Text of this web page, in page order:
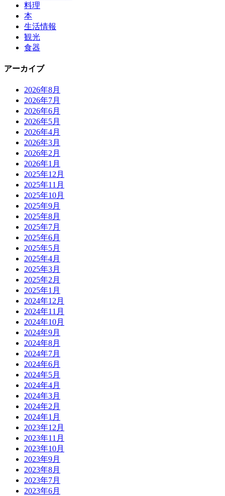
料理
本
生活情報
観光
食器
アーカイブ
2026年8月
2026年7月
2026年6月
2026年5月
2026年4月
2026年3月
2026年2月
2026年1月
2025年12月
2025年11月
2025年10月
2025年9月
2025年8月
2025年7月
2025年6月
2025年5月
2025年4月
2025年3月
2025年2月
2025年1月
2024年12月
2024年11月
2024年10月
2024年9月
2024年8月
2024年7月
2024年6月
2024年5月
2024年4月
2024年3月
2024年2月
2024年1月
2023年12月
2023年11月
2023年10月
2023年9月
2023年8月
2023年7月
2023年6月